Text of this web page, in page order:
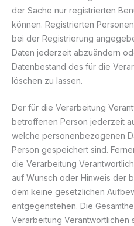
der Sache nur registrierten
können. Registrierten
bei der Registrierung
Daten jederzeit abzuändern
Datenbestand des für die
löschen zu lassen.
Der für die Verarbeitung
betroffenen Person jederzeit
welche personenbezogenen
Person gespeichert sind.
die Verarbeitung
auf Wunsch oder Hinweis der
dem keine gesetzlichen
entgegenstehen. Die
Verarbeitung